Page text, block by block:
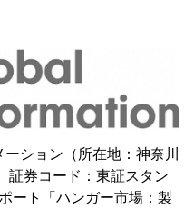
ション（所在地：神奈川
証券コード：東証スタン
ート「ハンガー市場：製